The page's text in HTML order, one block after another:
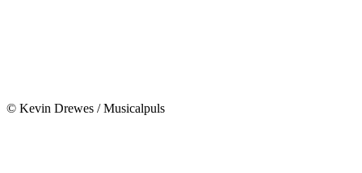
© Kevin Drewes / Musicalpuls